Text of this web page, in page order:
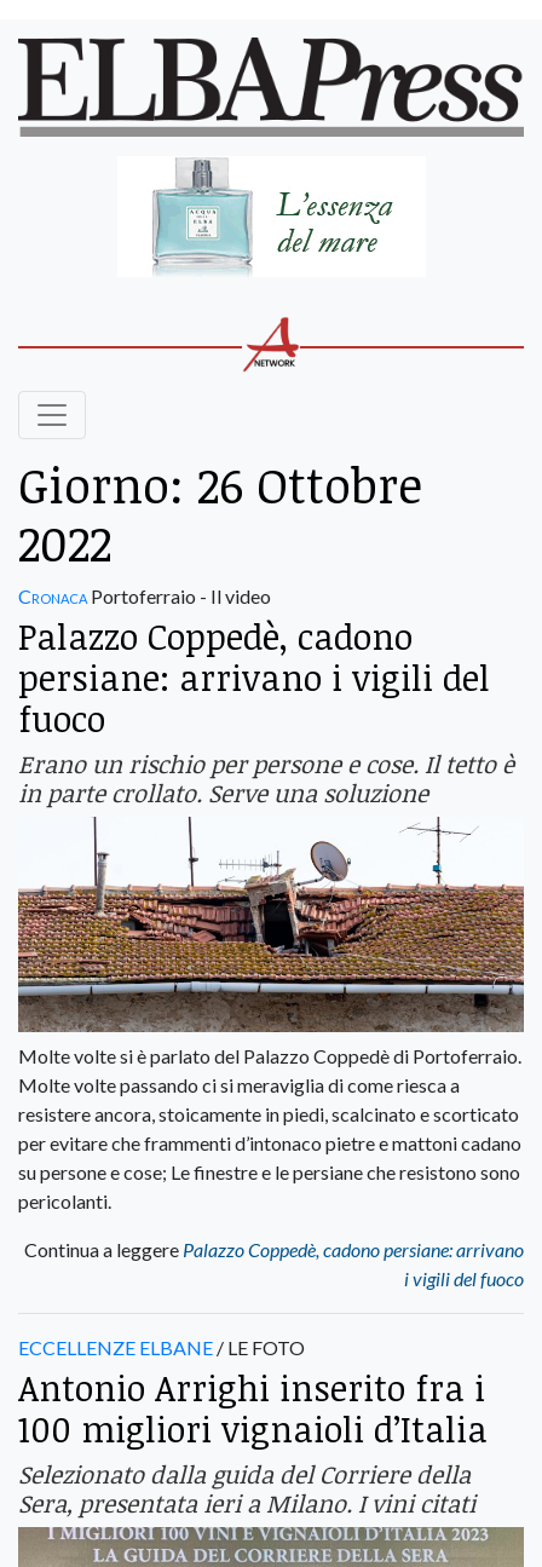
Giorno: 26 Ottobre
2022
Cronaca Portoferraio - Il video
Palazzo Coppedè, cadono
persiane: arrivano i vigili del
fuoco
Erano un rischio per persone e cose. Il tetto è
in parte crollato. Serve una soluzione
Molte volte si è parlato del Palazzo Coppedè di Portoferraio.
Molte volte passando ci si meraviglia di come riesca a
resistere ancora, stoicamente in piedi, scalcinato e scorticato
per evitare che frammenti d’intonaco pietre e mattoni cadano
su persone e cose; Le finestre e le persiane che resistono sono
pericolanti.
Continua a leggere Palazzo Coppedè, cadono persiane: arrivano
i vigili del fuoco
ECCELLENZE ELBANE / LE FOTO
Antonio Arrighi inserito fra i
100 migliori vignaioli d’Italia
Selezionato dalla guida del Corriere della
Sera, presentata ieri a Milano. I vini citati